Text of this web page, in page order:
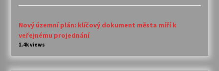
Nový územní plán: klíčový dokument města míří k
veřejnému projednání
1.4k views